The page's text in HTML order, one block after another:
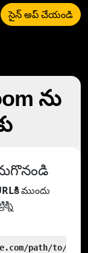
సైన్ అప్ చేయండి
ను
ముందు
path/to/